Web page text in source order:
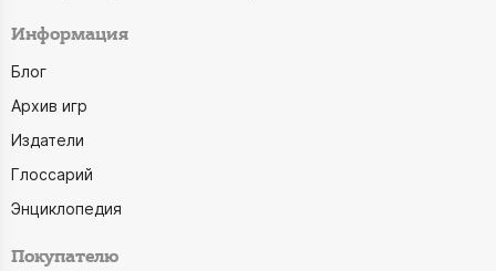
Информация
Блог
Архив игр
Издатели
Глоссарий
Энциклопедия
Покупателю